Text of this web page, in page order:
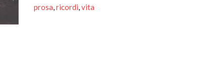
prosa,ricordi,vita